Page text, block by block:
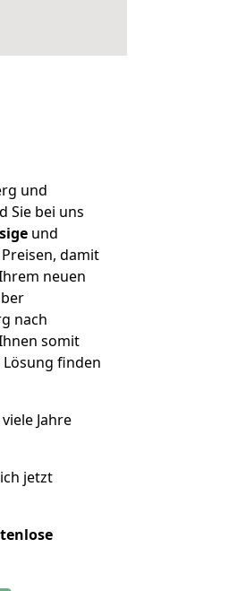
und
Sie bei uns
und
damit
neuen
nach
somit
finden
Jahre
jetzt